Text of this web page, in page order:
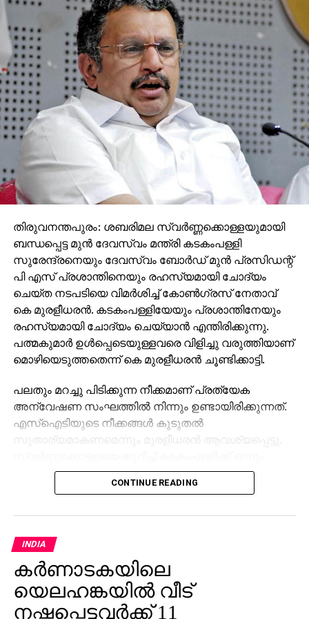
തിരുവനന്തപുരം: ശബരിമല സ്വര്‍ണ്ണക്കൊള്ളയുമായി
ബന്ധപ്പെട്ട മുന്‍ ദേവസ്വം മന്ത്രി കടകംപള്ളി
സുരേന്ദ്രനെയും ദേവസ്വം ബോര്‍ഡ് മുന്‍ പ്രസിഡന്റ്
പി എസ് പ്രശാന്തിനെയും രഹസ്യമായി ചോദ്യം
ചെയ്ത നടപടിയെ വിമര്‍ശിച്ച് കോണ്‍ഗ്രസ് നേതാവ്
കെ മുരളീധരന്‍. കടകംപള്ളിയേയും പ്രശാന്തിനേയും
രഹസ്യമായി ചോദ്യം ചെയ്യാന്‍ എന്തിരിക്കുന്നു.
പത്മകുമാര്‍ ഉള്‍പ്പെടെയുള്ളവരെ വിളിച്ചു വരുത്തിയാണ്
മൊഴിയെടുത്തതെന്ന് കെ മുരളീധരന്‍ ചൂണ്ടിക്കാട്ടി.
പലതും മറച്ചു പിടിക്കുന്ന നീക്കമാണ് പ്രത്യേക
അന്വേഷണ സംഘത്തില്‍ നിന്നും ഉണ്ടായിരിക്കുന്നത്.
എസ്‌ഐടിയുടെ നീക്കങ്ങള്‍ കൂടുതല്‍
സുതാര്യമാകണമെന്നും മുരളീധരന്‍ ആവശ്യപ്പെട്ടു.
അറിയില്ലെന്ന് പറഞ്ഞാല്‍ ആര് വിശ്വസിക്കുമെന്ന്
കോണ്‍ഗ്രസ് നേതാവ് രമേശ് ചെന്നിത്തല ചോദിച്ചു.
എന്‍ വിജയകുമാര്‍ എന്നിവര്‍ ഇപ്പോള്‍ ജയിലിലാണ്.
ഒടുവില്‍ അറസ്റ്റിലായ വിജയകുമാര്‍, ഒന്നാം പിണറായി
സര്‍ക്കാരിന്റെ കാലത്ത്, സിപിഎമ്മിന്റെ കേരള
സെക്രട്ടേറിയറ്റ് അസോസിയേഷന്റെ പ്രസിഡന്റ്
ആയിരുന്ന ആളാണെന്ന് ചെന്നിത്തല പറഞ്ഞു.
CONTINUE READING
INDIA
കര്‍ണാടകയിലെ
യെലഹങ്കയില്‍ വീട്
നഷ്ടപ്പെട്ടവര്‍ക്ക് 11